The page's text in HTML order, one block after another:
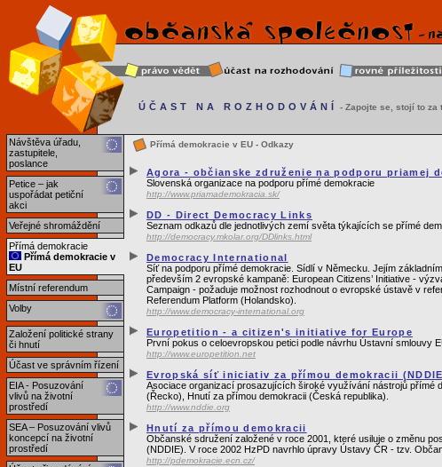
Návštěva úřadu,
zastupitele,
poslance
Petice – jak
uspořádat petiční
akci
Veřejné shromáždění
Přímá demokracie
Přímá demokracie v
EU
Místní referendum
Volby
Založení politické strany
či hnutí
Účast ve správním řízení
EIA - Posuzování
vlivů na životní
prostředí
SEA – Posuzování vlivů
koncepcí na životní
prostředí
ÚČAST NA ROZHODOVÁNÍ
- Zapojte se, stojí to za
Přímá demokracie v EU - Odkazy
Agora - občianske združenie na podporu priamej
Slovenská organizace na podporu přímé demokracie
http://www.priamademokracia.sk/
DD - Direct Democracy Links
Seznam odkazů dle jednotlivých zemí světa týkajících se přímé
http://democracy.mkolar.org/DDlinks.html
Democracy International
Síť na podporu přímé demokracie. Sídlí v Německu. Jejím
především 2 evropské kampaně: European Citizens’ Initiative -
Campaign - požaduje možnost rozhodnout o evropské ústavě v
Referendum Platform (Holandsko).
http://www.democracy-international.org
Europetition - a citizen's initiative for Europe
První pokus o celoevropskou petici podle návrhu Ústavní smlouvy
http://www.europetition.net
Evropská síť iniciativ za přímou demokracii
Asociace organizací prosazujících široké využívání nástrojů přímé
(Řecko), Hnutí za přímou demokracii (Česká republika).
http://www.nddie.org
Hnutí za přímou demokracii
Občanské sdružení založené v roce 2001, které usiluje o změnu
(NDDIE). V roce 2002 HzPD navrhlo úpravy Ústavy ČR - tzv.
http://pdemokracie.ecn.cz/